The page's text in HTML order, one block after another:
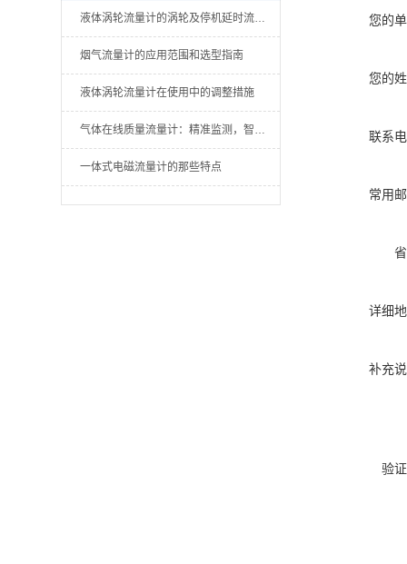
液体涡轮流量计的涡轮及停机延时流量分析
烟气流量计的应用范围和选型指南
液体涡轮流量计在使用中的调整措施
气体在线质量流量计：精准监测，智慧管理
一体式电磁流量计的那些特点
您的
您的
联系
常用
详细
补充
验